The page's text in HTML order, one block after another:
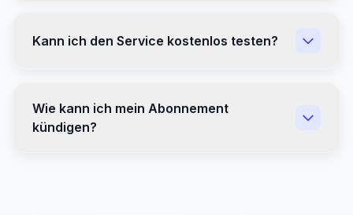
Kann ich den Service kostenlos testen?
Wie kann ich mein Abonnement
kündigen?